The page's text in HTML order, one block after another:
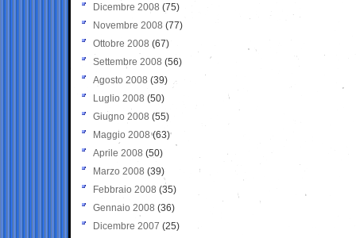
Dicembre 2008 (75)
Novembre 2008 (77)
Ottobre 2008 (67)
Settembre 2008 (56)
Agosto 2008 (39)
Luglio 2008 (50)
Giugno 2008 (55)
Maggio 2008(63)
Aprile 2008 (50)
Marzo 2008 (39)
Febbraio 2008 (35)
Gennaio 2008 (36)
Dicembre 2007 (25)